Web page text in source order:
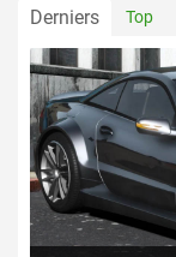
Derniers Top